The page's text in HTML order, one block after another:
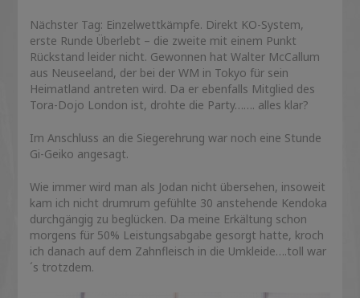
Nächster Tag: Einzelwettkämpfe. Direkt KO-System,
erste Runde Überlebt – die zweite mit einem Punkt
Rückstand leider nicht. Gewonnen hat Walter McCallum
aus Neuseeland, der bei der WM in Tokyo für sein
Heimatland antreten wird. Da er ebenfalls Mitglied des
Tora-Dojo London ist, drohte die Party……. alles klar?
Im Anschluss an die Siegerehrung war noch eine Stunde
Gi-Geiko angesagt.
Wie immer wird man als Jodan nicht übersehen, insoweit
kam ich nicht drumrum gefühlte 30 anstehende Kendoka
durchgängig zu beglücken. Da meine Erkältung schon
morgens für 50% Leistungsabgabe gesorgt hatte, kroch
ich danach auf dem Zahnfleisch in die Umkleide….toll war
´s trotzdem.